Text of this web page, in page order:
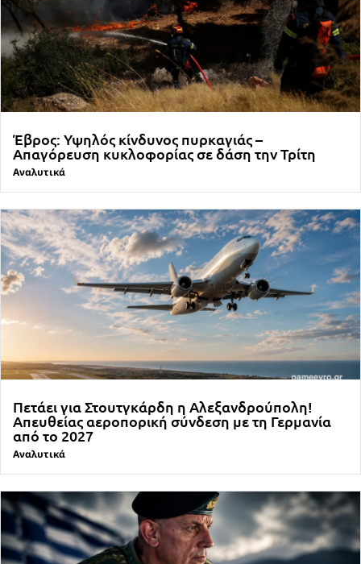
Έβρος: Υψηλός κίνδυνος πυρκαγιάς –
Απαγόρευση κυκλοφορίας σε δάση την Τρίτη
Αναλυτικά
Πετάει για Στουτγκάρδη η Αλεξανδρούπολη!
Απευθείας αεροπορική σύνδεση με τη Γερμανία
από το 2027
Αναλυτικά